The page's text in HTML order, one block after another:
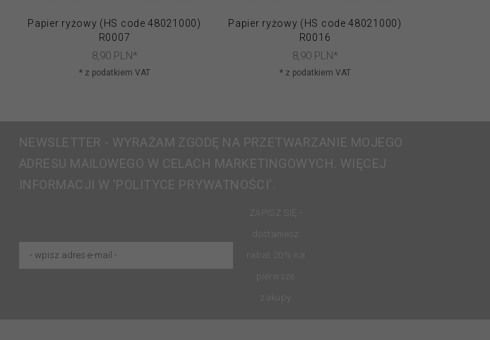
Papier ryżowy (HS code 48021000)
R0007
8,90 PLN*
* z podatkiem VAT
Papier ryżowy (HS code 48021000)
R0016
8,90 PLN*
* z podatkiem VAT
NEWSLETTER - WYRAŻAM ZGODĘ NA PRZETWARZANIE MOJEGO
ADRESU MAILOWEGO W CELACH MARKETINGOWYCH. WIĘCEJ
INFORMACJI W 'POLITYCE PRYWATNOŚCI'.
ZAPISZ SIĘ -
dostaniesz
rabat 20% na
pierwsze
zakupy